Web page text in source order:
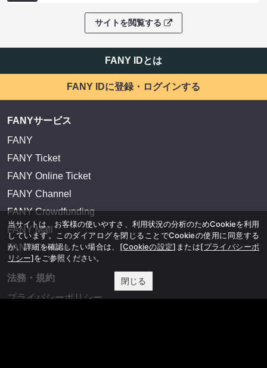
サイトを閲覧する
FANY IDとは
FANY IDに登録・ログインする
FANYサービス
FANY
FANY Ticket
FANY Online Ticket
FANY Channel
FANY Crowdfunding
FANY Mall
FANY Commu
法務・規約
プライバシーポリシー
当サイトは、お客様の使いやすさ、利用状況の分析のためCookieを利用
しています。このダイアログを閉じることでCookieの使用に同意する
か、詳細を確認したい場合は、 [Cookieの設定] または[プライバシーポ
リシー]をご参照ください。
閉じる